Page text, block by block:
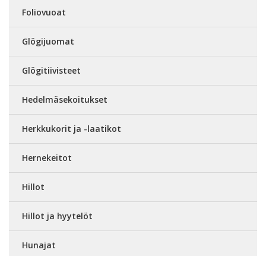
Foliovuoat
Glögijuomat
Glögitiivisteet
Hedelmäsekoitukset
Herkkukorit ja -laatikot
Hernekeitot
Hillot
Hillot ja hyytelöt
Hunajat